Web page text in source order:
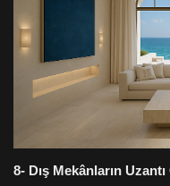
8- Dış Mekânların